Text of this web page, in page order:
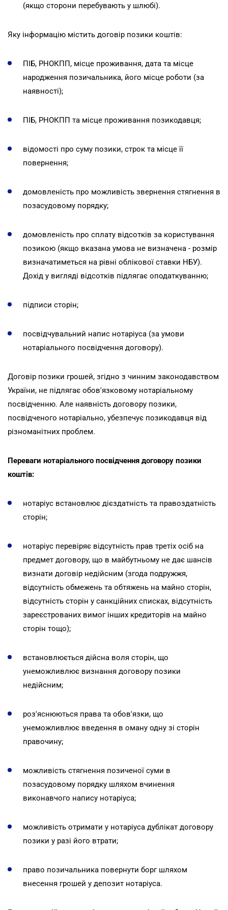
(якщо сторони перебувають у шлюбі).
Яку інформацію містить договір позики коштів:
ПІБ, РНОКПП, місце проживання, дата та місце
народження позичальника, його місце роботи (за
наявності);
ПІБ, РНОКПП та місце проживання позикодавця;
відомості про суму позики, строк та місце її
повернення;
домовленість про можливість звернення стягнення в
позасудовому порядку;
домовленість про сплату відсотків за користування
позикою (якщо вказана умова не визначена - розмір
визначатиметься на рівні облікової ставки НБУ).
Дохід у вигляді відсотків підлягає оподаткуванню;
підписи сторін;
посвідчувальний напис нотаріуса (за умови
нотаріального посвідчення договору).
Договір позики грошей, згідно з чинним законодавством
України, не підлягає обов'язковому нотаріальному
посвідченню. Але наявність договору позики,
посвідченого нотаріально, убезпечує позикодавця від
різноманітних проблем.
Переваги нотаріального посвідчення договору позики
коштів:
нотаріус встановлює дієздатність та правоздатність
сторін;
нотаріус перевіряє відсутність прав третіх осіб на
предмет договору, що в майбутньому не дає шансів
визнати договір недійсним (згода подружжя,
відсутність обмежень та обтяжень на майно сторін,
відсутність сторін у санкційних списках, відсутність
зареєстрованих вимог інших кредиторів на майно
сторін тощо);
встановлюється дійсна воля сторін, що
унеможливлює визнання договору позики
недійсним;
роз'яснюються права та обов'язки, що
унеможливлює введення в оману одну зі сторін
правочину;
можливість стягнення позиченої суми в
позасудовому порядку шляхом вчинення
виконавчого напису нотаріуса;
можливість отримати у нотаріуса дублікат договору
позики у разі його втрати;
право позичальника повернути борг шляхом
внесення грошей у депозит нотаріуса.